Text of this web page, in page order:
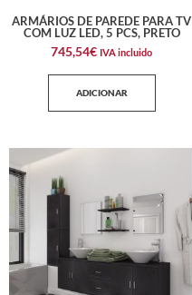
ARMÁRIOS DE PAREDE PARA TV
COM LUZ LED, 5 PCS, PRETO
745,54€ IVA incluido
ADICIONAR